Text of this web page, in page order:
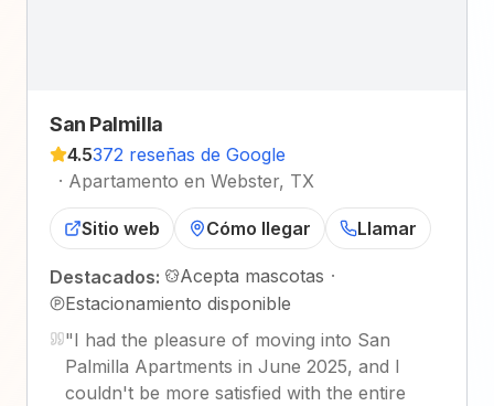
San Palmilla
4.5372 reseñas de Google
· Apartamento en Webster, TX
Sitio web Cómo llegar Llamar
Destacados: Acepta mascotas ·
Estacionamiento disponible
"I had the pleasure of moving into San
Palmilla Apartments in June 2025, and I
couldn't be more satisfied with the entire